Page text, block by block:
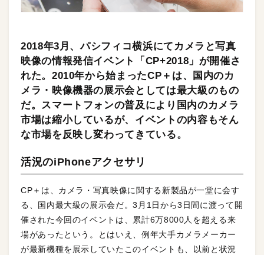
2018年3月、パシフィコ横浜にてカメラと写真
映像の情報発信イベント「CP+2018」が開催さ
れた。2010年から始まったCP＋は、国内のカ
メラ・映像機器の展示会としては最大級のもの
だ。スマートフォンの普及により国内のカメラ
市場は縮小しているが、イベントの内容もそん
な市場を反映し変わってきている。
活況のiPhoneアクセサリ
CP＋は、カメラ・写真映像に関する新製品が一堂に会す
る、国内最大級の展示会だ。3月1日から3日間に渡って開
催された今回のイベントは、累計6万8000人を超える来
場があったという。とはいえ、例年大手カメラメーカー
が最新機種を展示していたこのイベントも、以前と状況